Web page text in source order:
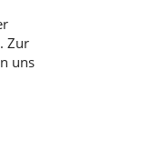
Zur
uns